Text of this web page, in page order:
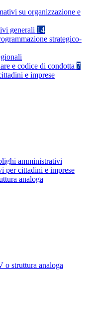
su organizzazione e
generali 14
strategico-
e codice di condotta 7
e imprese
amministrativi
per cittadini e imprese
analoga
o struttura analoga